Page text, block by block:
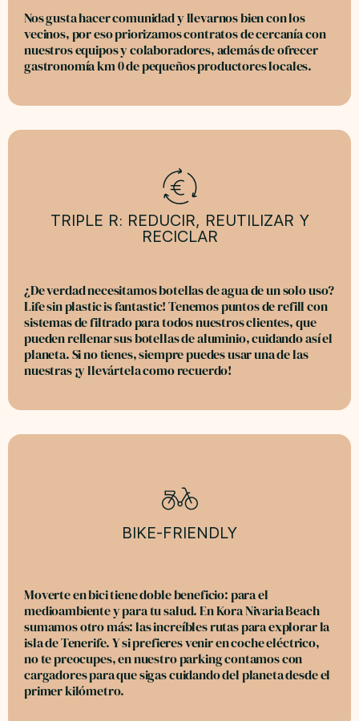
Nos gusta hacer comunidad y llevarnos bien con los
vecinos, por eso priorizamos contratos de cercanía con
nuestros equipos y colaboradores, además de ofrecer
gastronomía km 0 de pequeños productores locales.
TRIPLE R: REDUCIR, REUTILIZAR Y
RECICLAR
¿De verdad necesitamos botellas de agua de un solo uso?
Life sin plastic is fantastic! Tenemos puntos de refill con
sistemas de filtrado para todos nuestros clientes, que
pueden rellenar sus botellas de aluminio, cuidando así el
planeta. Si no tienes, siempre puedes usar una de las
nuestras ¡y llevártela como recuerdo!
BIKE-FRIENDLY
Moverte en bici tiene doble beneficio: para el
medioambiente y para tu salud. En Kora Nivaria Beach
sumamos otro más: las increíbles rutas para explorar la
isla de Tenerife. Y si prefieres venir en coche eléctrico,
no te preocupes, en nuestro parking contamos con
cargadores para que sigas cuidando del planeta desde el
primer kilómetro.